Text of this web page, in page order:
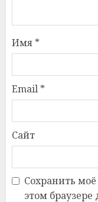
Имя *
Email *
Сайт
Сохранить
этом